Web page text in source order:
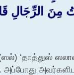
الرِّجَالِ
‘தாத்துஸ்